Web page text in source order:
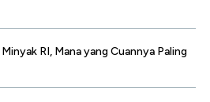
RI, Mana yang Cuannya Paling